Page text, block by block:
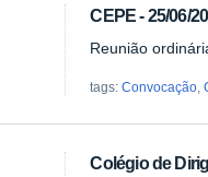
CEPE - 25/06/
Reunião
tags:Convocação ,
Colégio de